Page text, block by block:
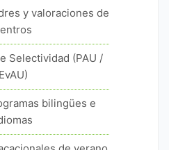
y valoraciones de
Selectividad (PAU /
EvAU)
bilingües e